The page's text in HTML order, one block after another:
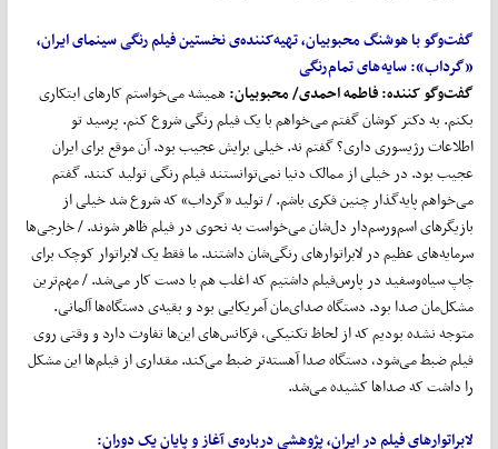
گفتوگو با هوشنگ محبوبیان، تهیهکننده‌ی نخستین فیلم رنگی سینمای ایران،
«گرداب»:سایههای تمامرنگی
گفت‌و‌گو کننده:فاطمه احمدی/ محبوبیان:همیشه می‌خواستم کارهای ابتکاری
بکنم. به دکتر کوشان گفتم می‌خواهم با یک فیلم رنگی شروع کنم. پرسید تو
اطلاعات رژیسوری داری؟ گفتم نه. خیلی برایش عجیب بود. آن موقع برای ایران
عجیب بود. در خیلی از ممالک دنیا نمی‌توانستند فیلم رنگی تولید کنند. گفتم
می‌خواهم پایه‌گذار چنین فکری باشم. / تولید «گرداب» که شروع شد خیلی از
بازیگر‌های اسم‌ورسم‌دار دل‌شان می‌خواست به نحوی در فیلم ظاهر شوند. / خارجی‌ها
سرمایه‌های عظیم در لابراتوارهای رنگی‌شان داشتند. ما فقط یک لابراتوار کوچک برای
چاپ سیاه‌وسفید در پارس‌فیلم داشتیم که اغلب هم با دست کار می‌شد. / مهم‌ترین
مشکل‌مان صدا بود. دستگاه صدای‌مان آمریکایی بود و بقیه‌ی دستگاه‌ها آلمانی.
متوجه نشده بودیم که از لحاظ تکنیکی، فرکانس‌های این‌ها تفاوت دارد و وقتی روی
فیلم ضبط می‌شود، دستگاه صدا آهسته‌تر ضبط می‌کند. مقداری از فیلم‌ها این مشکل
را داشت که صداها کشیده می‌شد.
لابراتوارهای فیلم در ایران، پژوهشی درباره‌ی آغاز و پایان یک دوران: